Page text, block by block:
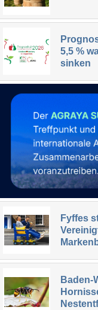
5,5 %
sinken
Fyffes
Baden-